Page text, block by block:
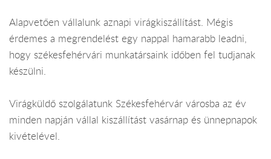
Alapvetően vállalunk aznapi virágkiszállítást. Mégis
érdemes a megrendelést egy nappal hamarabb leadni,
hogy székesfehérvári munkatársaink időben fel tudjanak
készülni.
Virágküldő szolgálatunk Székesfehérvár városba az év
minden napján vállal kiszállítást vasárnap és ünnepnapok
kivételével.